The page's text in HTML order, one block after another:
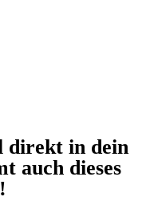
direkt in dein
auch dieses